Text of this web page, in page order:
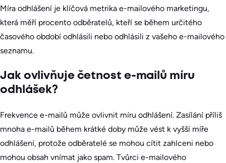
Míra odhlášení je klíčová metrika e-mailového marketingu,
která měří procento odběratelů, kteří se během určitého
časového období odhlásili nebo odhlásili z vašeho e-mailového
seznamu.
Jak ovlivňuje četnost e-mailů míru
odhlášek?
Frekvence e-mailů může ovlivnit míru odhlášení. Zasílání příliš
mnoha e-mailů během krátké doby může vést k vyšší míře
odhlášení, protože odběratelé se mohou cítit zahlceni nebo
mohou obsah vnímat jako spam. Tvůrci e-mailového